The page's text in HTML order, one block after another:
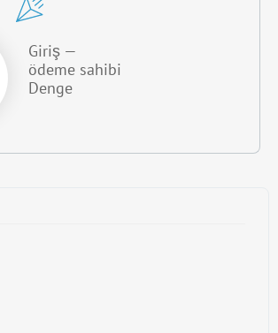
Giriş —
ödeme sahibi
Denge